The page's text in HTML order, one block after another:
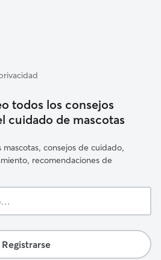
todos los consejos
cuidado de mascotas
consejos de cuidado,
recomendaciones de
Registrarse